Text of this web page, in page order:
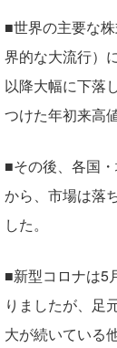
■世界の主要な
界的な大流行）
以降大幅に下落
つけた年初来高
■その後、各国
から、市場は落
した。
■新型コロナは5
りましたが、足
大が続いている